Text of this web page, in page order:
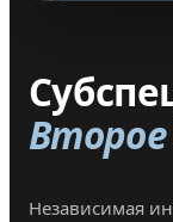
Независимая